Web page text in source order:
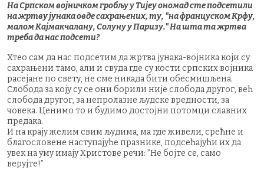
На Српском војничком гробљу у Тијеу ономад сте подсетили
на жртву јунака овде сахрањених, ту, "на француском Крфу,
малом Кајмакчалану, Солуну у Паризу." На шта та жртва
треба да нас подсети?
Хтео сам да нас подсетим да жртва јунака-војника који су
сахрањени тамо, али и свуда где су кости српских војника
расејане по свету, не сме никада бити обесмишљена.
Слобода за коју су се они борили није слобода другог, већ
слобода другог, за непролазне људске вредности, за
човека. Ценимо то и будимо достојни потомци славних
предака.
И на крају желим свим људима, ма где живели, срећне и
благословене наступајуће празнике, подсећајући их да
увек на уму имају Христове речи: ”Не бојте се, само
верујте!”